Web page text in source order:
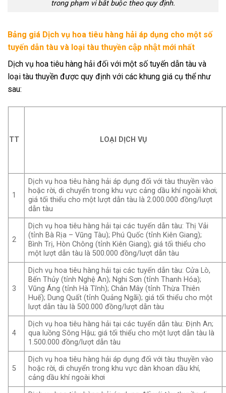
trong phạm vi bắt buộc theo quy định.
Bảng giá Dịch vụ hoa tiêu hàng hải áp dụng cho một số
tuyến dẫn tàu và loại tàu thuyền cập nhật mới nhất
Dịch vụ hoa tiêu hàng hải đối với một số tuyến dẫn tàu và
loại tàu thuyền được quy định với các khung giá cụ thể như
sau:
TT LOẠI DỊCH VỤ
1
Dịch vụ hoa tiêu hàng hải áp dụng đối với tàu thuyền vào
hoặc rời, di chuyển trong khu vực cảng dầu khí ngoài khơi;
giá tối thiểu cho một lượt dẫn tàu là 2.000.000 đồng/lượt
dẫn tàu
2
Dịch vụ hoa tiêu hàng hải tại các tuyến dẫn tàu: Thị Vải
(tỉnh Bà Rịa – Vũng Tàu); Phú Quốc (tỉnh Kiên Giang);
Bình Trị, Hòn Chông (tỉnh Kiên Giang); giá tối thiểu cho
một lượt dẫn tàu là 500.000 đồng/lượt dẫn tàu
3
Dịch vụ hoa tiêu hàng hải tại các tuyến dẫn tàu: Cửa Lò,
Bến Thủy (tỉnh Nghệ An); Nghi Sơn (tỉnh Thanh Hóa);
Vũng Áng (tỉnh Hà Tĩnh); Chân Mây (tỉnh Thừa Thiên
Huế); Dung Quất (tỉnh Quảng Ngãi); giá tối thiểu cho một
lượt dẫn tàu là 500.000 đồng/lượt dẫn tàu
4
Dịch vụ hoa tiêu hàng hải tại các tuyến dẫn tàu: Định An;
qua luồng Sông Hậu; giá tối thiểu cho một lượt dẫn tàu là
1.500.000 đồng/lượt dẫn tàu
5
Dịch vụ hoa tiêu hàng hải áp dụng đối với tàu thuyền vào
hoặc rời, di chuyển trong khu vực dàn khoan dầu khí,
cảng dầu khí ngoài khơi